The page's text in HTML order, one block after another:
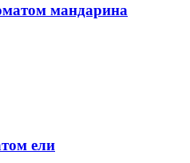
мандарина
ели